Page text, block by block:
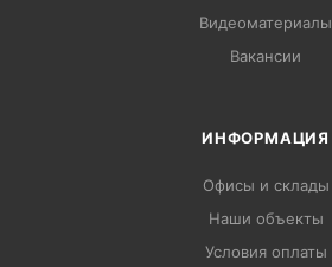
Видеоматериалы
Вакансии
ИНФОРМАЦИЯ
Офисы и склады
Наши объекты
Условия оплаты